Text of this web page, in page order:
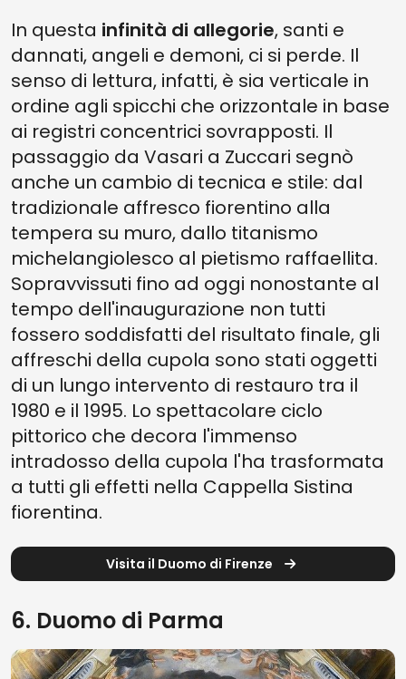
In questa infinità di allegorie, santi e
dannati, angeli e demoni, ci si perde. Il
senso di lettura, infatti, è sia verticale in
ordine agli spicchi che orizzontale in base
ai registri concentrici sovrapposti. Il
passaggio da Vasari a Zuccari segnò
anche un cambio di tecnica e stile: dal
tradizionale affresco fiorentino alla
tempera su muro, dallo titanismo
michelangiolesco al pietismo raffaellita.
Sopravvissuti fino ad oggi nonostante al
tempo dell'inaugurazione non tutti
fossero soddisfatti del risultato finale, gli
affreschi della cupola sono stati oggetti
di un lungo intervento di restauro tra il
1980 e il 1995. Lo spettacolare ciclo
pittorico che decora l'immenso
intradosso della cupola l'ha trasformata
a tutti gli effetti nella Cappella Sistina
fiorentina.
Visita il Duomo di Firenze
6. Duomo di Parma